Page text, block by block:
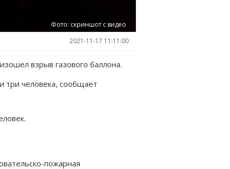
Фото: скриншот с видео
2021-11-17 11:11:00
взрыв газового баллона.
три человека, сообщает
пожарная